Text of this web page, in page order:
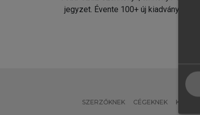
jegyzet. Évente 100+ új kiadvány.
SZERZŐKNEK CÉGEKNEK